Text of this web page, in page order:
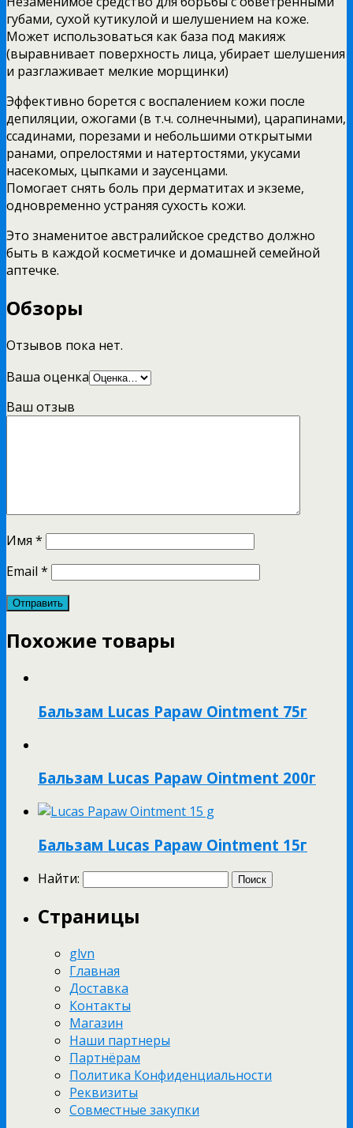
губами, сухой кутикулой и шелушением на коже.
Может использоваться как база под макияж
(выравнивает поверхность лица, убирает шелушения
и разглаживает мелкие морщинки)
Эффективно борется с воспалением кожи после
депиляции, ожогами (в т.ч. солнечными), царапинами,
ссадинами, порезами и небольшими открытыми
ранами, опрелостями и натертостями, укусами
насекомых, цыпками и заусенцами.
Помогает снять боль при дерматитах и экземе,
одновременно устраняя сухость кожи.
Это знаменитое австралийское средство должно
быть в каждой косметичке и домашней семейной
аптечке.
Обзоры
Отзывов пока нет.
Ваша оценка
Ваш отзыв
Имя *
Email *
Похожие товары
Бальзам Lucas Papaw Ointment 75г
Бальзам Lucas Papaw Ointment 200г
Бальзам Lucas Papaw Ointment 15г
Найти:
Страницы
glvn
Главная
Доставка
Контакты
Магазин
Наши партнеры
Партнёрам
Политика Конфиденциальности
Реквизиты
Совместные закупки